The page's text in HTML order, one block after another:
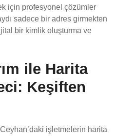
için profesyonel çözümler
sadece bir adres girmekten
bir kimlik oluşturma ve
ile Harita
Keşiften
işletmelerin harita